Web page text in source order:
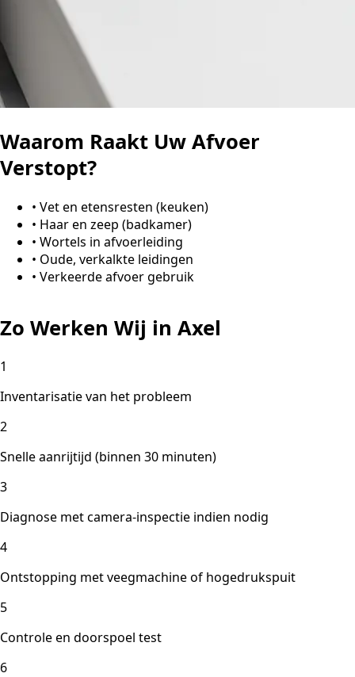
Waarom Raakt Uw Afvoer
Verstopt?
• Vet en etensresten (keuken)
• Haar en zeep (badkamer)
• Wortels in afvoerleiding
• Oude, verkalkte leidingen
• Verkeerde afvoer gebruik
Zo Werken Wij in Axel
1
Inventarisatie van het probleem
2
Snelle aanrijtijd (binnen 30 minuten)
3
Diagnose met camera-inspectie indien nodig
4
Ontstopping met veegmachine of hogedrukspuit
5
Controle en doorspoel test
6